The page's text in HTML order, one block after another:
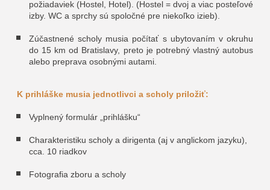
požiadaviek (Hostel, Hotel). (Hostel = dvoj a viac posteľové
izby. WC a sprchy sú spoločné pre niekoľko izieb).
Zúčastnené scholy musia počítať s ubytovaním v okruhu
do 15 km od Bratislavy, preto je potrebný vlastný autobus
alebo preprava osobnými autami.
K prihláške musia jednotlivci a scholy priložiť:
Vyplnený formulár „prihlášku“
Charakteristiku scholy a dirigenta (aj v anglickom jazyku),
cca. 10 riadkov
Fotografia zboru a scholy